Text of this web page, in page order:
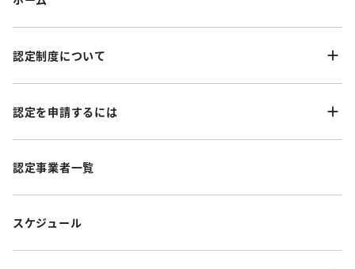
認定制度について
認定を申請するには
認定事業者一覧
スケジュール